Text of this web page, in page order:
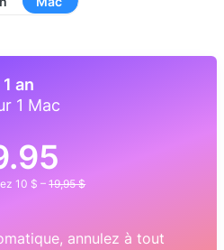
1 an
1 Mac
10 $ –19,95 $
annulez à tout